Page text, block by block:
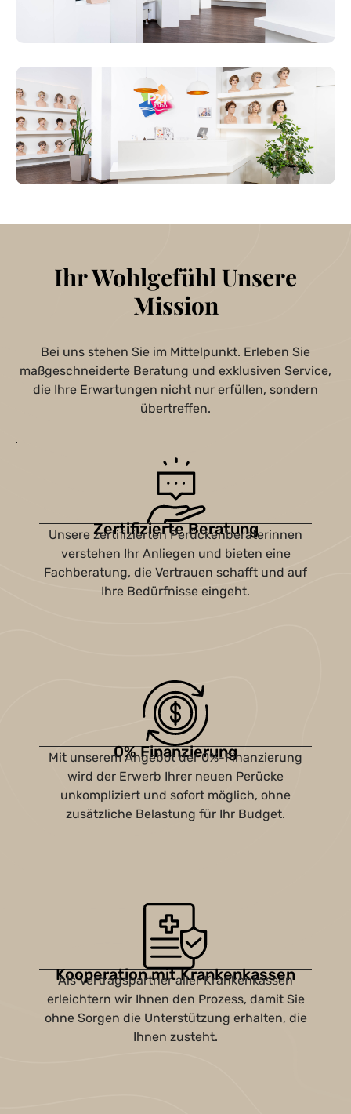
Ihr Wohlgefühl Unsere
Mission
Bei uns stehen Sie im Mittelpunkt. Erleben Sie
maßgeschneiderte Beratung und exklusiven Service,
die Ihre Erwartungen nicht nur erfüllen, sondern
übertreffen.
Zertifizierte Beratung
Unsere zertifizierten Perückenberaterinnen
verstehen Ihr Anliegen und bieten eine
Fachberatung, die Vertrauen schafft und auf
Ihre Bedürfnisse eingeht.
0% Finanzierung
Mit unserem Angebot der 0%-Finanzierung
wird der Erwerb Ihrer neuen Perücke
unkompliziert und sofort möglich, ohne
zusätzliche Belastung für Ihr Budget.
Kooperation mit Krankenkassen
Als Vertragspartner aller Krankenkassen
erleichtern wir Ihnen den Prozess, damit Sie
ohne Sorgen die Unterstützung erhalten, die
Ihnen zusteht.